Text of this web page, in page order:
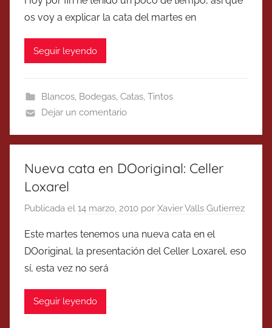
os voy a explicar la cata del martes en
Seguir leyendo
Blancos, Bodegas, Catas, Tintos
Dejar un comentario
Nueva cata en DOoriginal: Celler
Loxarel
Publicada el 14 marzo, 2010 por Xavier Valls Gutierrez
Este martes tenemos una nueva cata en el
DOoriginal, la presentación del Celler Loxarel, eso
sí, esta vez no será
Seguir leyendo